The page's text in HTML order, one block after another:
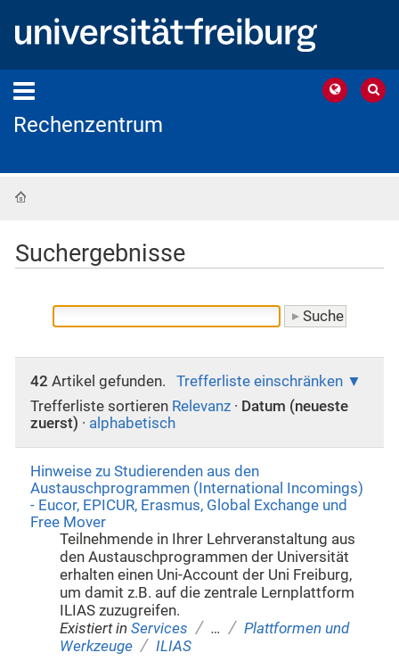
Rechenzentrum
Suchergebnisse
42 Artikel gefunden.
Trefferliste einschränken
Trefferliste sortieren Relevanz · Datum (neueste
zuerst) · alphabetisch
Hinweise zu Studierenden aus den
Austauschprogrammen (International Incomings)
- Eucor, EPICUR, Erasmus, Global Exchange und
Free Mover
Teilnehmende in Ihrer Lehrveranstaltung aus
den Austauschprogrammen der Universität
erhalten einen Uni-Account der Uni Freiburg,
um damit z.B. auf die zentrale Lernplattform
ILIAS zuzugreifen.
Existiert in Services / … / Plattformen und
Werkzeuge / ILIAS